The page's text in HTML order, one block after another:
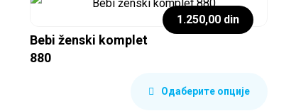
Bebi ženski komplet
880
1.250,00 din
Одаберите опције